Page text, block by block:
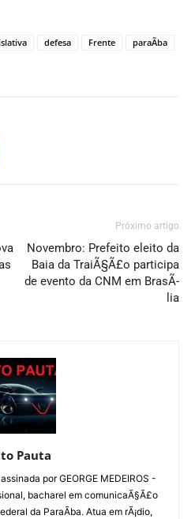
defesa Frente
paraÃ­ba
Próximo artigo
Novembro: Prefeito eleito da
Baia da TraiÃ§Ã£o participa
de evento da CNM em BrasÃ­
lia
Pauta
por GEORGE MEDEIROS -
bacharel em comunicaÃ§Ã£o
da ParaÃ­ba. Atua em rÃ¡dio,